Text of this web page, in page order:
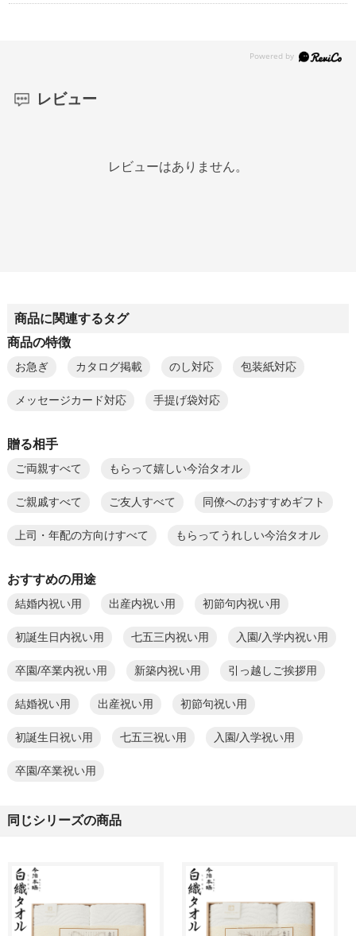
レビュー
レビューはありません。
商品に関連するタグ
商品の特徴
お急ぎ カタログ掲載 のし対応 包装紙対応
メッセージカード対応 手提げ袋対応
贈る相手
ご両親すべて もらって嬉しい今治タオル
ご親戚すべて ご友人すべて 同僚へのおすすめギフト
上司・年配の方向けすべて もらってうれしい今治タオル
おすすめの用途
結婚内祝い用 出産内祝い用 初節句内祝い用
初誕生日内祝い用 七五三内祝い用 入園/入学内祝い用
卒園/卒業内祝い用 新築内祝い用 引っ越しご挨拶用
結婚祝い用 出産祝い用 初節句祝い用
初誕生日祝い用 七五三祝い用 入園/入学祝い用
卒園/卒業祝い用
同じシリーズの商品